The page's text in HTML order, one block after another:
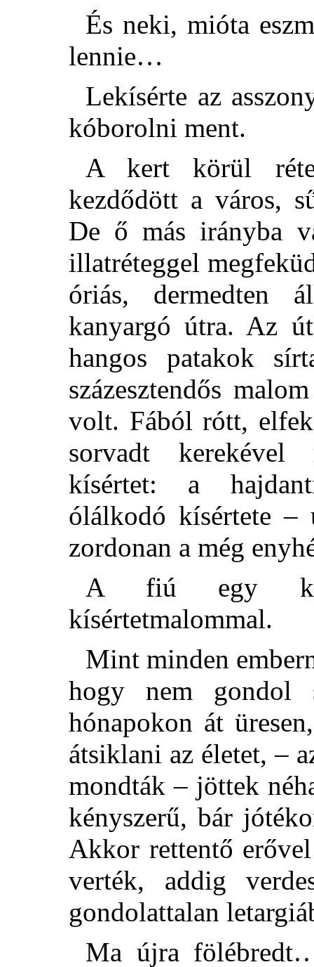
És neki, mióta
lennie…
Lekísérte az
kóborolni ment.
A kert körül
kezdődött a város,
De ő más irányba
illatréteggel
óriás, dermedten
kanyargó útra. Az
hangos patakok
százesztendős
volt. Fából rótt,
sorvadt kerekével
kísértet: a
ólálkodó kísértete –
zordonan a még
A fiú egy
kísértetmalommal.
Mint minden
hogy nem gondol
hónapokon át
átsiklani az életet, –
mondták – jöttek
kényszerű, bár
Akkor rettentő
verték, addig
gondolattalan
Ma újra